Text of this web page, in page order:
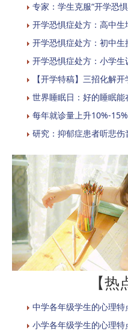
专家：学生克服“开学恐
开学恐惧症处方：高中
开学恐惧症处方：初中
开学恐惧症处方：小学生
【开学特稿】三招化解
世界睡眠日：好的睡眠
每年就诊量上升10%-
研究：抑郁症患者听悲
【热
中学各年级学生的心理
小学各年级学生的心理